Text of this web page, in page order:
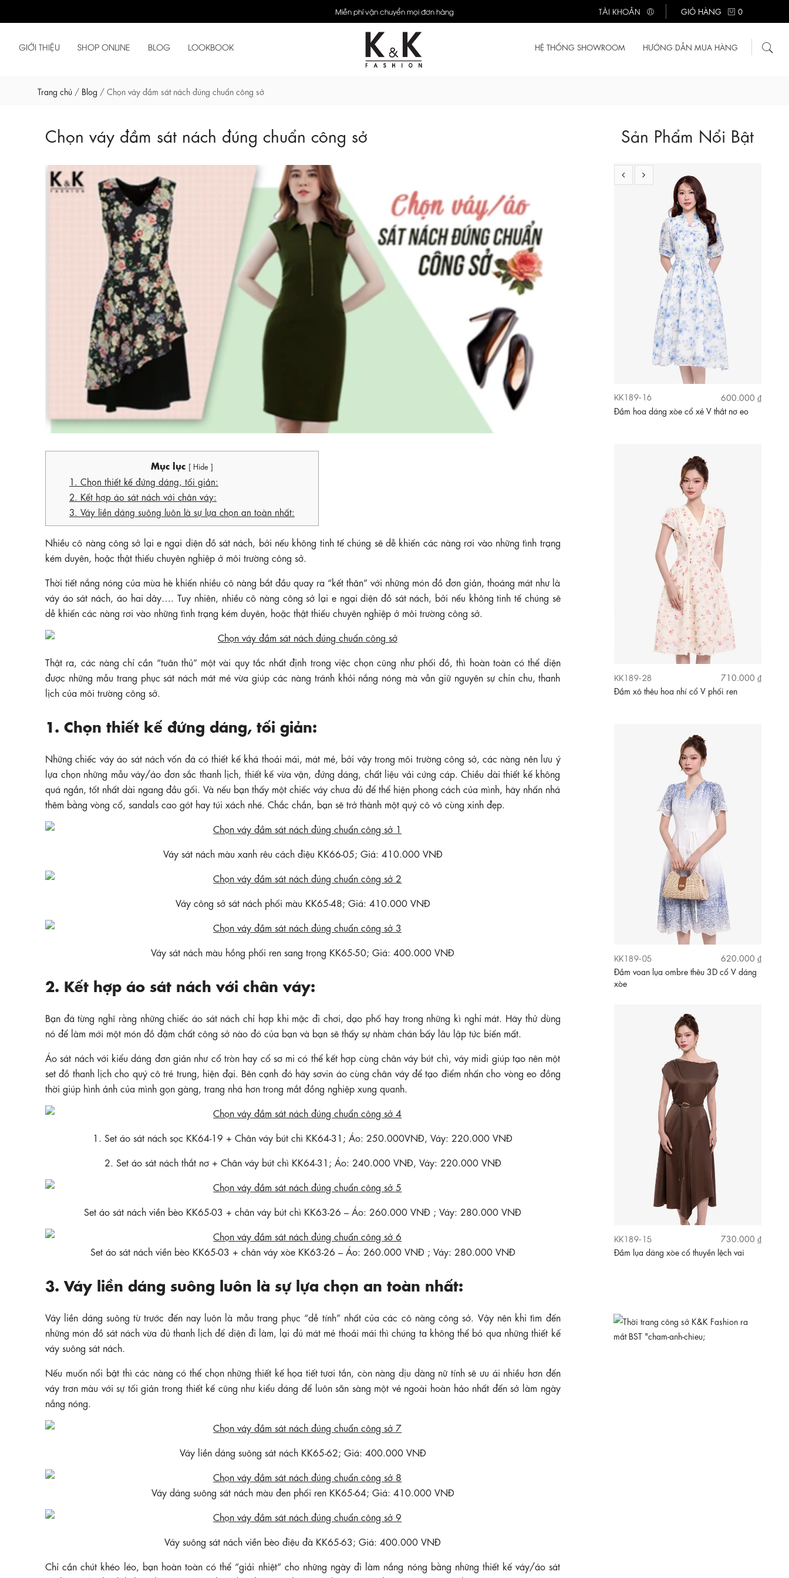
Miễn phí vận chuyển mọi đơn hàng TÀI KHOẢN GIỎ HÀNG 0
GIỚI THIỆU SHOP ONLINE BLOG LOOKBOOK HỆ THỐNG SHOWROOM HƯỚNG DẪN MUA HÀNG
Trang chủ / Blog / Chọn váy đầm sát nách đúng chuẩn công sở
Chọn váy đầm sát nách đúng chuẩn công sở
Mục lục [ Hide ]
1. Chọn thiết kế đứng dáng, tối giản:
2. Kết hợp áo sát nách với chân váy:
3. Váy liền dáng suông luôn là sự lựa chọn an toàn nhất:
Nhiều cô nàng công sở lại e ngại diện đồ sát nách, bởi nếu không tinh tế chúng sẽ dễ khiến các nàng rơi vào những tình trạng
kém duyên, hoặc thật thiếu chuyên nghiệp ở môi trường công sở.
Thời tiết nắng nóng của mùa hè khiến nhiều cô nàng bắt đầu quay ra “kết thân” với những món đồ đơn giản, thoáng mát như là
váy áo sát nách, áo hai dây…. Tuy nhiên, nhiều cô nàng công sở lại e ngại diện đồ sát nách, bởi nếu không tinh tế chúng sẽ
dễ khiến các nàng rơi vào những tình trạng kém duyên, hoặc thật thiếu chuyên nghiệp ở môi trường công sở.
Thật ra, các nàng chỉ cần “tuân thủ” một vài quy tắc nhất định trong việc chọn cũng như phối đồ, thì hoàn toàn có thể diện
được những mẫu trang phục sát nách mát mẻ vừa giúp các nàng tránh khỏi nắng nóng mà vẫn giữ nguyên sự chỉn chu, thanh
lịch của môi trường công sở.
1. Chọn thiết kế đứng dáng, tối giản:
Những chiếc váy áo sát nách vốn đã có thiết kế khá thoải mái, mát mẻ, bởi vậy trong môi trường công sở, các nàng nên lưu ý
lựa chọn những mẫu váy/áo đơn sắc thanh lịch, thiết kế vừa vặn, đứng dáng, chất liệu vải cứng cáp. Chiều dài thiết kế không
quá ngắn, tốt nhất dài ngang đầu gối. Và nếu bạn thấy một chiếc váy chưa đủ để thể hiện phong cách của mình, hãy nhấn nhá
thêm bằng vòng cổ, sandals cao gót hay túi xách nhé. Chắc chắn, bạn sẽ trở thành một quý cô vô cùng xinh đẹp.
Váy sát nách màu xanh rêu cách điệu KK66-05; Giá: 410.000 VNĐ
Váy công sở sát nách phối màu KK65-48; Giá: 410.000 VNĐ
Váy sát nách màu hồng phối ren sang trọng KK65-50; Giá: 400.000 VNĐ
2. Kết hợp áo sát nách với chân váy:
Bạn đã từng nghĩ rằng những chiếc áo sát nách chỉ hợp khi mặc đi chơi, dạo phố hay trong những kì nghỉ mát. Hãy thử dùng
nó để làm mới một món đồ đậm chất công sở nào đó của bạn và bạn sẽ thấy sự nhàm chán bấy lâu lập tức biến mất.
Áo sát nách với kiểu dáng đơn giản như cổ tròn hay cổ sơ mi có thể kết hợp cùng chân váy bút chì, váy midi giúp tạo nên một
set đồ thanh lịch cho quý cô trẻ trung, hiện đại. Bên cạnh đó hãy sơvin áo cùng chân váy để tạo điểm nhấn cho vòng eo đồng
thời giúp hình ảnh của mình gọn gàng, trang nhã hơn trong mắt đồng nghiệp xung quanh.
1. Set áo sát nách sọc KK64-19 + Chân váy bút chì KK64-31; Áo: 250.000VNĐ, Váy: 220.000 VNĐ
2. Set áo sát nách thắt nơ + Chân váy bút chì KK64-31; Áo: 240.000 VNĐ, Váy: 220.000 VNĐ
Set áo sát nách viền bèo KK65-03 + chân váy bút chì KK63-26 – Áo: 260.000 VNĐ ; Váy: 280.000 VNĐ
Set áo sát nách viền bèo KK65-03 + chân váy xòe KK63-26 – Áo: 260.000 VNĐ ; Váy: 280.000 VNĐ
3. Váy liền dáng suông luôn là sự lựa chọn an toàn nhất:
Váy liền dáng suông từ trước đến nay luôn là mẫu trang phục “dễ tính” nhất của các cô nàng công sở. Vậy nên khi tìm đến
những món đồ sát nách vừa đủ thanh lịch để diện đi làm, lại đủ mát mẻ thoải mái thì chúng ta không thể bỏ qua những thiết kế
váy suông sát nách.
Nếu muốn nổi bật thì các nàng có thể chọn những thiết kế họa tiết tươi tắn, còn nàng dịu dàng nữ tính sẽ ưu ái nhiều hơn đến
váy trơn màu với sự tối giản trong thiết kế cũng như kiểu dáng để luôn sẵn sàng một vẻ ngoài hoàn hảo nhất đến sở làm ngày
nắng nóng.
Váy liền dáng suông sát nách KK65-62; Giá: 400.000 VNĐ
Váy dáng suông sát nách màu đen phối ren KK65-64; Giá: 410.000 VNĐ
Váy suông sát nách viền bèo điệu đà KK65-63; Giá: 400.000 VNĐ
Chỉ cần chút khéo léo, bạn hoàn toàn có thể “giải nhiệt” cho những ngày đi làm nắng nóng bằng những thiết kế váy/áo sát
Sản Phẩm Nổi Bật
Đầm trắng họa tiết hoa dáng chữ A
KK189-16
600.000 ₫
Đầm hoa dáng xòe cổ xẻ V thắt nơ eo
KK189-28
710.000 ₫
Đầm xô thêu hoa nhí cổ V phối ren
KK189-05
620.000 ₫
Đầm voan lụa ombre thêu 3D cổ V dáng
xòe
KK189-15
730.000 ₫
Đầm lụa dáng xòe cổ thuyền lệch vai